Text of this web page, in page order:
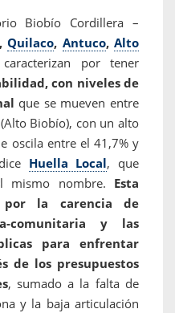
Biobío Cordillera –
Quilaco, Antuco,Alto
por tener
con niveles de
que se mueven entre
Biobío), con un alto
oscila entre el 41,7% y
Huella Local, que
mismo nombre. Esta
por la carencia de
comunitaria y las
para enfrentar
de los presupuestos
, sumado a la falta de
y la baja articulación